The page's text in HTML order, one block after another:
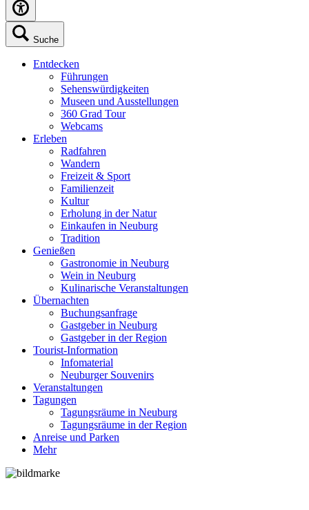
Suche
Entdecken
Führungen
Sehenswürdigkeiten
Museen und Ausstellungen
360 Grad Tour
Webcams
Erleben
Radfahren
Wandern
Freizeit & Sport
Familienzeit
Kultur
Erholung in der Natur
Einkaufen in Neuburg
Tradition
Genießen
Gastronomie in Neuburg
Wein in Neuburg
Kulinarische Veranstaltungen
Übernachten
Buchungsanfrage
Gastgeber in Neuburg
Gastgeber in der Region
Tourist-Information
Infomaterial
Neuburger Souvenirs
Veranstaltungen
Tagungen
Tagungsräume in Neuburg
Tagungsräume in der Region
Anreise und Parken
Mehr